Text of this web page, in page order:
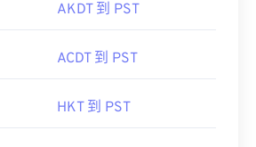
AKDT 到 PST
ACDT 到 PST
HKT 到 PST